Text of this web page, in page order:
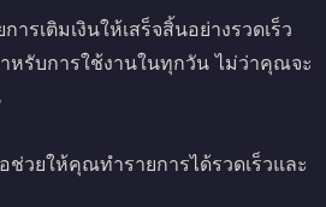
รเติมเงินให้เสร็จสิ้นอย่างรวดเร็ว
หรับการใช้งานในทุกวัน ไม่ว่าคุณจะ
ช่วยให้คุณทำรายการได้รวดเร็วและ